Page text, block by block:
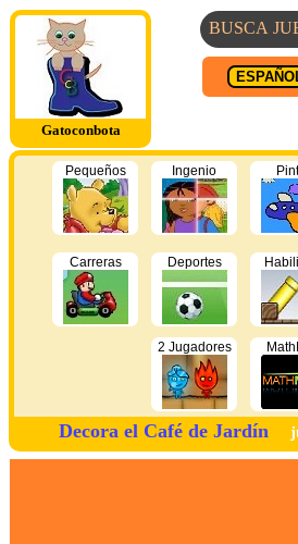
Gatoconbota
Pequeños Ingenio
Carreras Deportes
2 Jugadores
Decora el Café de Jardín